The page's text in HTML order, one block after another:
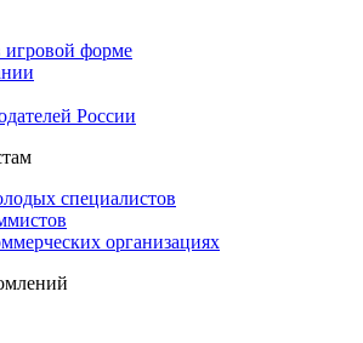
форме
России
специалистов
организациях